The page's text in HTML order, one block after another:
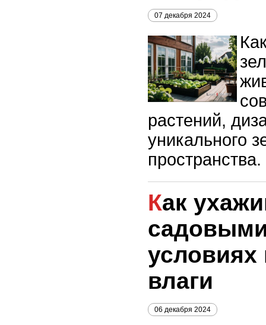
07 декабря 2024
растений,
уникального
пространства.
Как ухаживать за
условиях
влаги
06 декабря 2024